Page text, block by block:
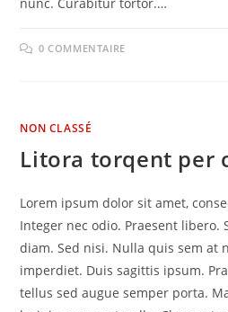
0 COMMENTAIRE
NON CLASSÉ
Litora torqent per
Lorem ipsum dolor sit amet,
Integer nec odio. Praesent libero.
diam. Sed nisi. Nulla quis sem at
imperdiet. Duis sagittis ipsum.
tellus sed augue semper porta.